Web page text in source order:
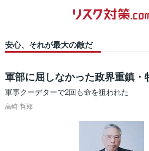
安心、それが最大の敵だ
軍部に屈しなかった政界重鎮・
軍事クーデターで2回も命を狙われた
高崎 哲郎